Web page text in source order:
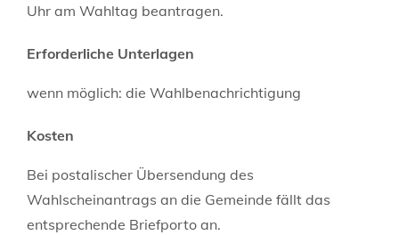
Uhr am Wahltag beantragen.
Erforderliche Unterlagen
wenn möglich: die Wahlbenachrichtigung
Kosten
Bei postalischer Übersendung des
Wahlscheinantrags an die Gemeinde fällt das
entsprechende Briefporto an.